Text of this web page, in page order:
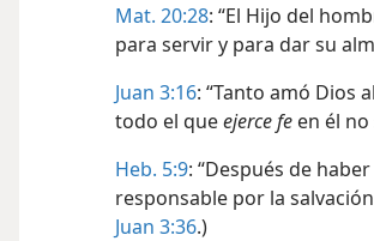
Mat. 20:28: “El Hijo del
para servir y para dar su
Juan 3:16: “Tanto amó Dios
todo el queejerce fe en él
Heb. 5:9: “Después de
responsable por la
Juan 3:36.)